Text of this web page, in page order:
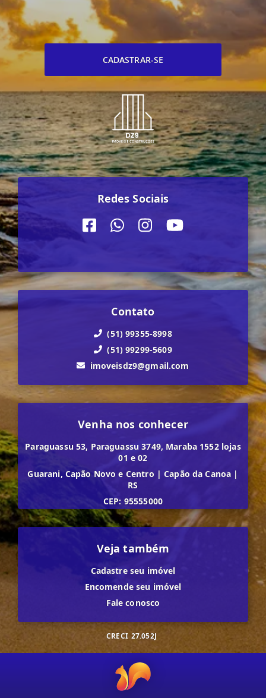
CADASTRAR-SE
Redes Sociais
Contato
(51) 99355-8998
(51) 99299-5609
imoveisdz9@gmail.com
Venha nos conhecer
Paraguassu 53, Paraguassu 3749, Maraba 1552 lojas
01 e 02
Guarani, Capão Novo e Centro | Capão da Canoa |
RS
CEP: 95555000
Veja também
Cadastre seu imóvel
Encomende seu imóvel
Fale conosco
CRECI 27.052J